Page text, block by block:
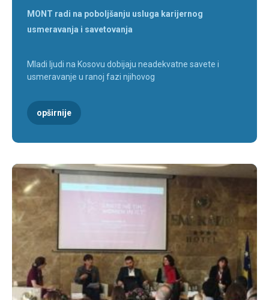
MONT radi na poboljšanju usluga karijernog
usmeravanja i savetovanja
Mladi ljudi na Kosovu dobijaju neadekvatne savete i
usmeravanje u ranoj fazi njihovog
opširnije